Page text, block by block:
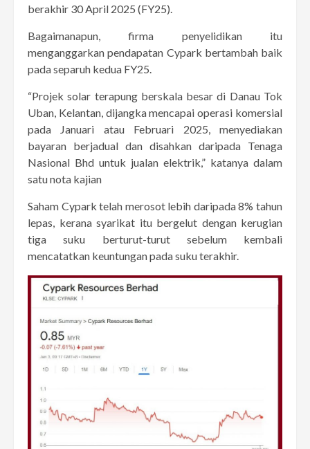
berakhir 30 April 2025 (FY25).
Bagaimanapun, firma penyelidikan itu
menganggarkan pendapatan Cypark bertambah baik
pada separuh kedua FY25.
“Projek solar terapung berskala besar di Danau Tok
Uban, Kelantan, dijangka mencapai operasi komersial
pada Januari atau Februari 2025, menyediakan
bayaran berjadual dan disahkan daripada Tenaga
Nasional Bhd untuk jualan elektrik,” katanya dalam
satu nota kajian
Saham Cypark telah merosot lebih daripada 8% tahun
lepas, kerana syarikat itu bergelut dengan kerugian
tiga suku berturut-turut sebelum kembali
mencatatkan keuntungan pada suku terakhir.